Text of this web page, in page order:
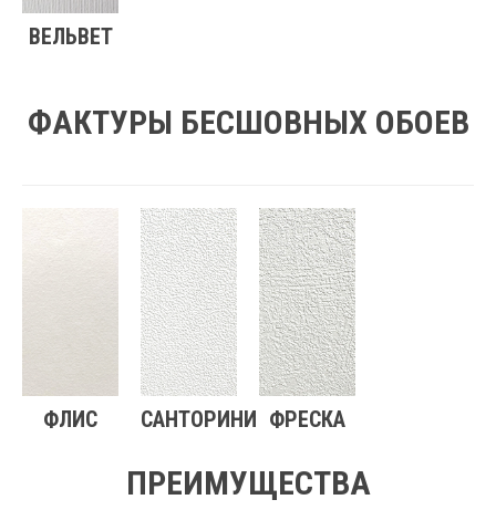
ВЕЛЬВЕТ
ФАКТУРЫ БЕСШОВНЫХ ОБОЕВ
ФЛИС САНТОРИНИ ФРЕСКА
ПРЕИМУЩЕСТВА